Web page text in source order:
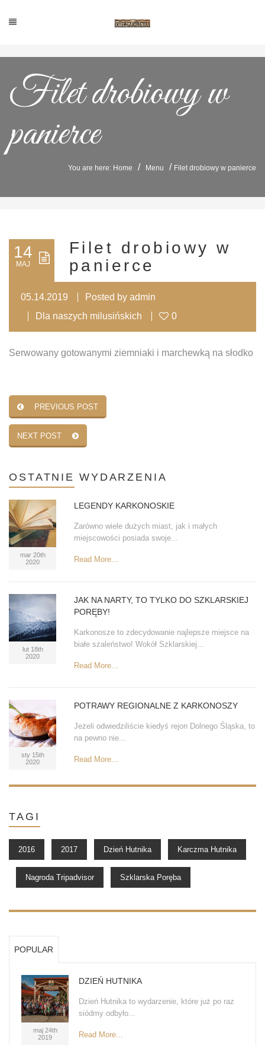
Filet drobiowy w
panierce
You are here: Home / Menu / Filet drobiowy w panierce
14
MAJ
Filet drobiowy w
panierce
05.14.2019 Posted by admin
Dla naszych milusińskich
0
Serwowany gotowanymi ziemniaki i marchewką na słodko
PREVIOUS POST
NEXT POST
OSTATNIE WYDARZENIA
mar 20th
2020
LEGENDY KARKONOSKIE
Zarówno wiele dużych miast, jak i małych
miejscowości posiada swoje...
Read More...
lut 18th
2020
JAK NA NARTY, TO TYLKO DO SZKLARSKIEJ
PORĘBY!
Karkonosze to zdecydowanie najlepsze miejsce na
białe szaleństwo! Wokół Szklarskiej...
Read More...
sty 15th
2020
POTRAWY REGIONALNE Z KARKONOSZY
Jeżeli odwiedziliście kiedyś rejon Dolnego Śląska, to
na pewno nie...
Read More...
TAGI
2016 2017 Dzień Hutnika Karczma Hutnika
Nagroda Tripadvisor Szklarska Poręba
POPULAR
maj 24th
2019
DZIEŃ HUTNIKA
Dzień Hutnika to wydarzenie, które już po raz
siódmy odbyło...
Read More...